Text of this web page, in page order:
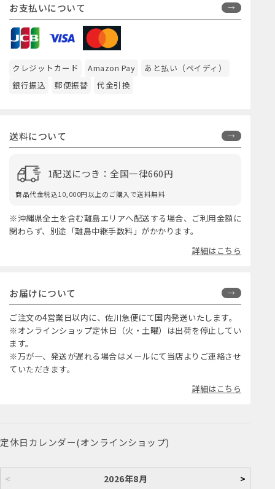
お支払いについて
クレジットカード Amazon Pay
あと払い（ペイディ）
銀行振込
郵便振替 代金引換
送料について
1配送につき：全国一律660円
商品代金税込10,000円以上のご購入で送料無料
※沖縄県全土を含む離島エリアへ配送する場合、ご利用金額に
関わらず、別途「離島中継手数料」がかかります。
詳細はこちら
お届けについて
ご注文の4営業日以内に、佐川急便にて国内発送いたします。
※オンラインショップ定休日（火・土曜）は出荷を停止してい
ます。
※万が一、発送が遅れる場合はメールにて当店よりご連絡させ
ていただきます。
詳細はこちら
定休日カレンダー(オンラインショップ)
< 2026年8月 >